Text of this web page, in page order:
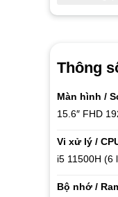
Thông
Màn hình /
15.6″ FHD
Vi xử lý /
i5 11500H (6
Bộ nhớ /